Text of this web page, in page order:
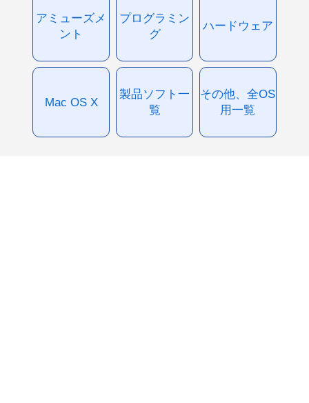
アミューズメ
ント
プログラミン
グ
ハードウェア
Mac OS X
製品ソフト一
覧
その他、全OS
用一覧